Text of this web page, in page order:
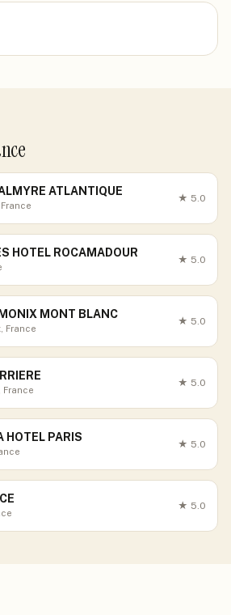
ATLANTIQUE
★ 5.0
HOTEL ROCAMADOUR
★ 5.0
MONT BLANC
★ 5.0
★ 5.0
HOTEL PARIS
★ 5.0
★ 5.0